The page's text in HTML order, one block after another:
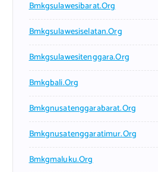
Bmkgsulawesibarat.org
Bmkgsulawesiselatan.org
Bmkgsulawesitenggara.org
Bmkgbali.org
Bmkgnusatenggarabarat.org
Bmkgnusatenggaratimur.org
Bmkgmaluku.org